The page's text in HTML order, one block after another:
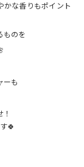
かな香りもポイント
ものを
ーも
🍀